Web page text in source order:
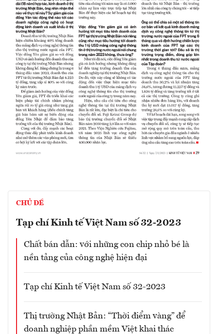
CHỦ ĐỀ
Tạp chí Kinh tế Việt Nam số 32-2023
Chất bán dẫn: với những con chip nhỏ bé là
nền tảng của công nghệ hiện đại
Tạp chí Kinh tế Việt Nam số 32-2023
Thị trường Nhật Bản: “Thời điểm vàng” để
doanh nghiệp phần mềm Việt khai thác